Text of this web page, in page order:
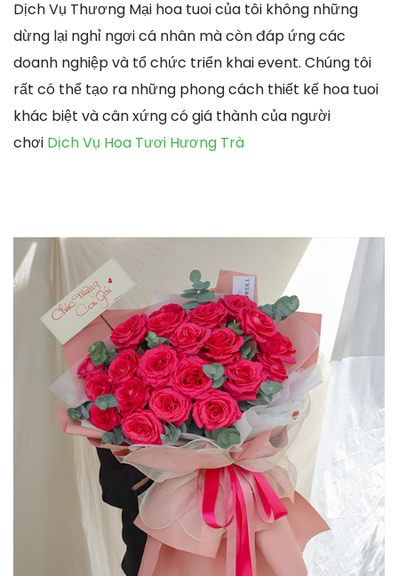
Dịch Vụ Thương Mại hoa tuoi của tôi không những
dừng lại nghỉ ngơi cá nhân mà còn đáp ứng các
doanh nghiệp và tổ chức triển khai event. Chúng tôi
rất có thể tạo ra những phong cách thiết kế hoa tuoi
khác biệt và cân xứng có giá thành của người
chơi Dịch Vụ Hoa Tươi Hương Trà